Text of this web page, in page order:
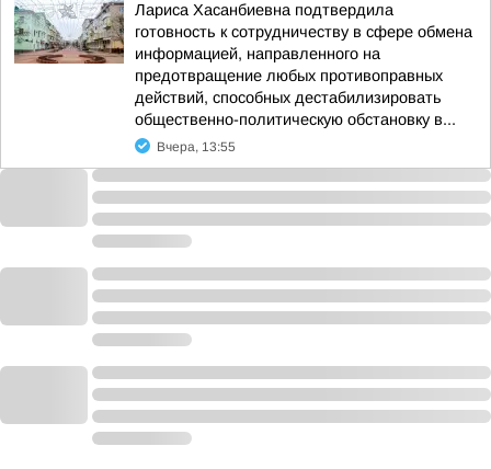
Лариса Хасанбиевна подтвердила
готовность к сотрудничеству в сфере обмена
информацией, направленного на
предотвращение любых противоправных
действий, способных дестабилизировать
общественно-политическую обстановку в...
Вчера, 13:55